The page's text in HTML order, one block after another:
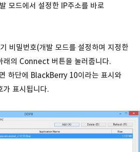
모드에서 설정한 IP주소를 바로
비밀번호(개발 모드를 설정하며 지정한
래의 Connect 버튼을 눌러줍니다.
하단에 BlackBerry 10이라는 표시와
가 표시됩니다.